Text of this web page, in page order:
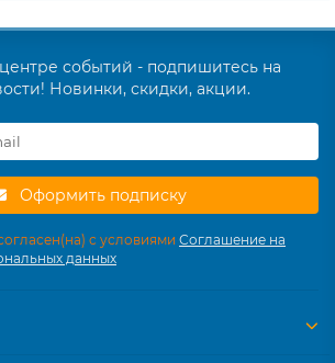
событий - подпишитесь на
Новинки, скидки, акции.
Оформить подписку
с условиями Соглашение на
данных